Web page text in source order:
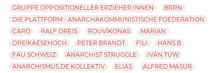
GRUPPE OPPOSITIONELLER ERZIEHER:INNEN
BRRN
DIE PLATTFORM - ANARCHAKOMMUNISTISCHE FOEDERATION
CARO
RALF DREIS ROUVÍKONAS
MARIAN
DREIKAESEHOCH
PETER BRANDT FILI
HANS B
FAU SCHWEIZ
ANARCHIST STRUGGLE
IVAN TUW
ANARCHISMUS.DE KOLLEKTIV
ELIAS
ALFRED MASUR